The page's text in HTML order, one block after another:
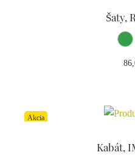
Šaty,
Akcia
Kabát,